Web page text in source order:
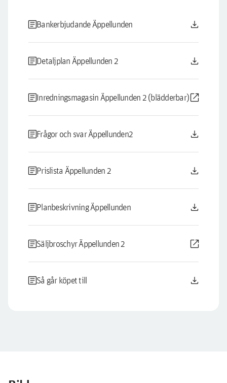
articleBankerbjudande Äppellunden download
articleDetaljplan Äppellunden 2 download
articleInredningsmagasin Äppellunden 2 (blädderbar)open_in_new
articleFrågor och svar Äppellunden2 download
articlePrislista Äppellunden 2 download
articlePlanbeskrivning Äppellunden download
articleSäljbroschyr Äppellunden 2 open_in_new
articleSå går köpet till download